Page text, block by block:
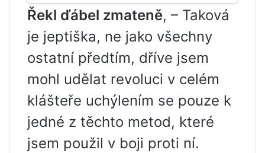
Řekl ďábel zmateně, – Taková
je jeptiška, ne jako všechny
ostatní předtím, dříve jsem
mohl udělat revoluci v celém
klášteře uchýlením se pouze k
jedné z těchto metod, které
jsem použil v boji proti ní.